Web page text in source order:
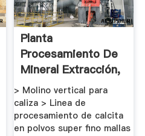
Planta
Procesamiento De
Mineral Extracción,
Trituración ...
> Molino vertical para
caliza > Linea de
procesamiento de calcita
en polvos super fino mallas